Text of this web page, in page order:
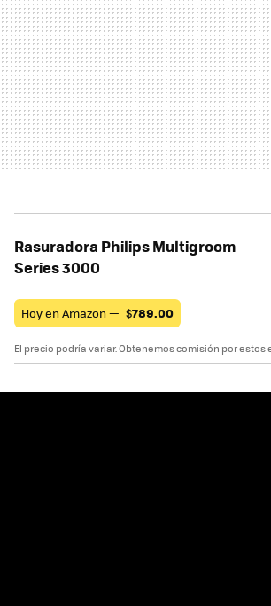
Rasuradora Philips Multigroom
Series 3000
Hoy en Amazon — $789.00
El precio podría variar. Obtenemos comisión por estos